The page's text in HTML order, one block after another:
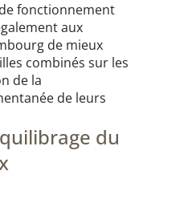
fonctionnement
aux
de mieux
combinés sur les
de la
de leurs
du